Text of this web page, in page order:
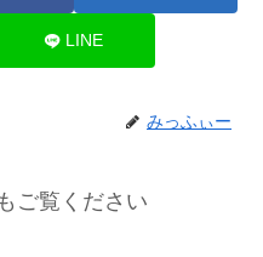
LINE
みっふぃー
ご覧ください